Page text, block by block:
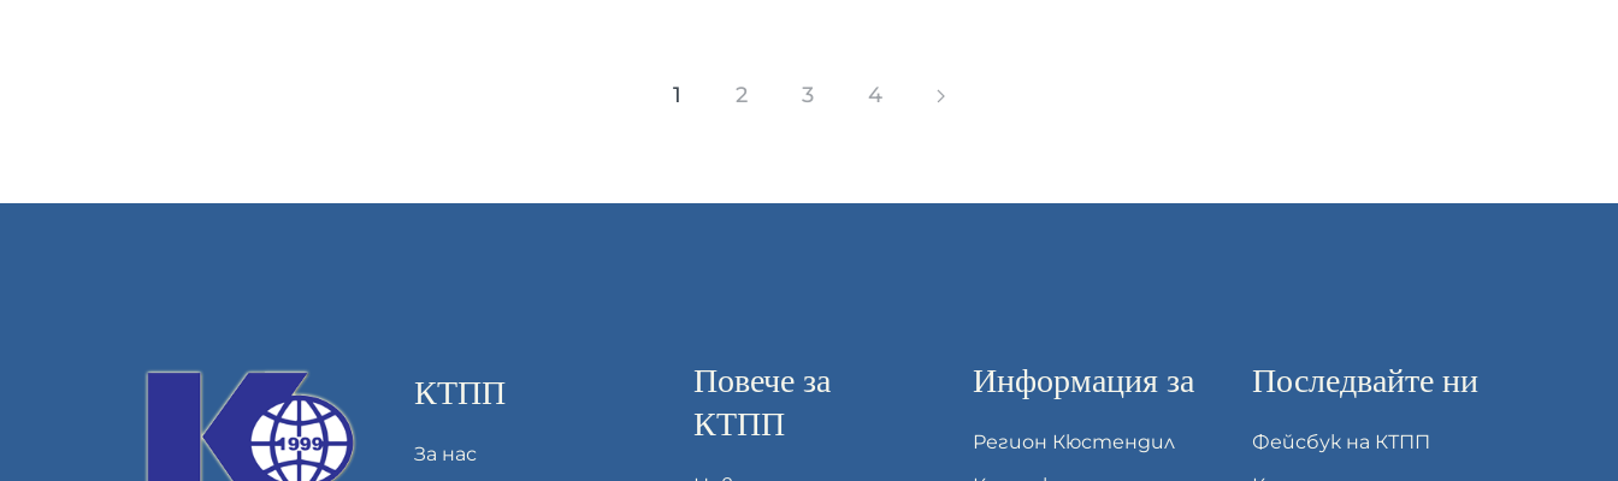
1 2 3 4
КТПП
За нас
Повече за
КТПП
Информация за
Регион Кюстендил
Последвайте ни
Фейсбук на КТПП